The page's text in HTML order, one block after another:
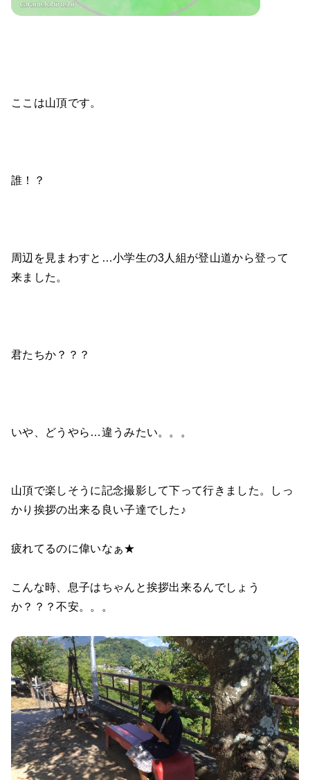
ここは山頂です。
誰！？
周辺を見まわすと…小学生の3人組が登山道から登って
来ました。
君たちか？？？
いや、どうやら…違うみたい。。。
山頂で楽しそうに記念撮影して下って行きました。しっ
かり挨拶の出来る良い子達でした♪
疲れてるのに偉いなぁ★
こんな時、息子はちゃんと挨拶出来るんでしょう
か？？？不安。。。